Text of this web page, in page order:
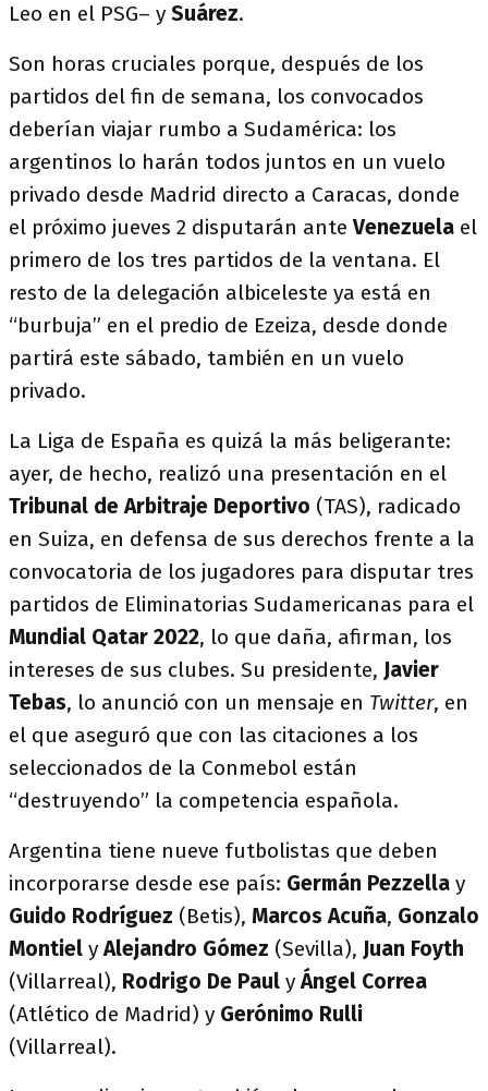
Leo en el PSG– y Suárez.
Son horas cruciales porque, después de los
partidos del fin de semana, los convocados
deberían viajar rumbo a Sudamérica: los
argentinos lo harán todos juntos en un vuelo
privado desde Madrid directo a Caracas, donde
el próximo jueves 2 disputarán anteVenezuela el
primero de los tres partidos de la ventana. El
resto de la delegación albiceleste ya está en
“burbuja” en el predio de Ezeiza, desde donde
partirá este sábado, también en un vuelo
privado.
La Liga de España es quizá la más beligerante:
ayer, de hecho, realizó una presentación en el
Tribunal de Arbitraje Deportivo (TAS), radicado
en Suiza, en defensa de sus derechos frente a la
convocatoria de los jugadores para disputar tres
partidos de Eliminatorias Sudamericanas para el
Mundial Qatar 2022, lo que daña, afirman, los
intereses de sus clubes. Su presidente, Javier
Tebas, lo anunció con un mensaje en Twitter, en
el que aseguró que con las citaciones a los
seleccionados de la Conmebol están
“destruyendo” la competencia española.
Argentina tiene nueve futbolistas que deben
incorporarse desde ese país: Germán Pezzella y
Guido Rodríguez (Betis), Marcos Acuña, Gonzalo
Montiel yAlejandro Gómez (Sevilla), Juan Foyth
(Villarreal), Rodrigo De Paul yÁngel Correa
(Atlético de Madrid) y Gerónimo Rulli
(Villarreal).